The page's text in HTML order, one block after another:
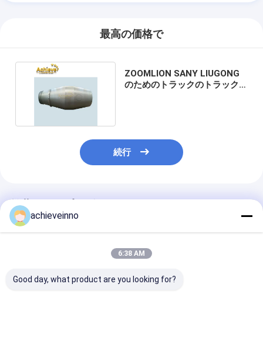
最高の価格で
ZOOMLION SANY LIUGONG
のためのトラックのトラック
続行
推薦されたプロダクト
achieveinno
6:38 AM
Good day, what product are you looking for?